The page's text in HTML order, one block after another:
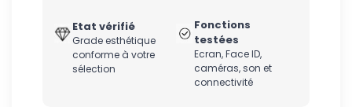
Etat vérifié
Grade esthétique
conforme à votre
sélection
Fonctions
testées
Ecran, Face ID,
caméras, son et
connectivité